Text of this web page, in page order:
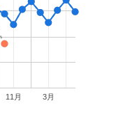
11月 3月